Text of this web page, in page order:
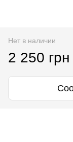
Нет в наличии
2 250 грн